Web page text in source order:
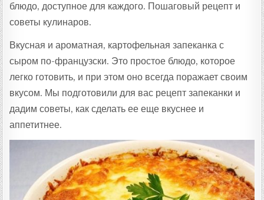
блюдо, доступное для каждого. Пошаговый рецепт и
советы кулинаров.
Вкусная и ароматная, картофельная запеканка с
сыром по-французски. Это простое блюдо, которое
легко готовить, и при этом оно всегда поражает своим
вкусом. Мы подготовили для вас рецепт запеканки и
дадим советы, как сделать ее еще вкуснее и
аппетитнее.